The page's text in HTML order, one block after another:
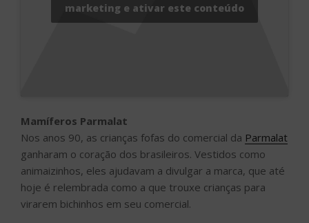
marketing e ativar este conteúdo
Mamíferos Parmalat
Nos anos 90, as crianças fofas do comercial da Parmalat
ganharam o coração dos brasileiros. Vestidos como
animaizinhos, eles ajudavam a divulgar a marca, que até
hoje é relembrada como a que trouxe crianças para
virarem bichinhos em seu comercial.